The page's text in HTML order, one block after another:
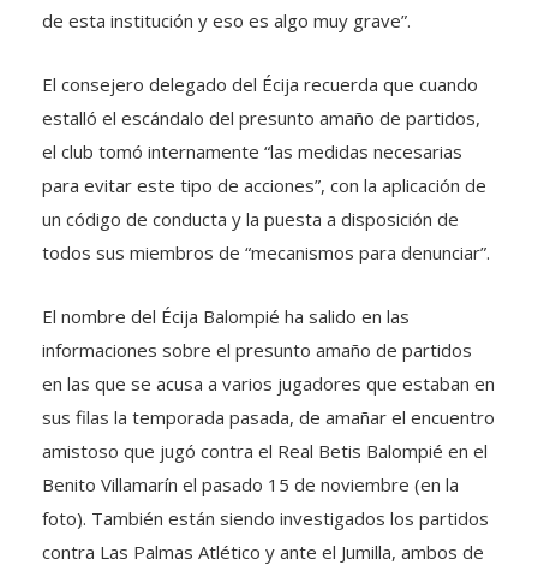
de esta institución y eso es algo muy grave”.
El consejero delegado del Écija recuerda que cuando
estalló el escándalo del presunto amaño de partidos,
el club tomó internamente “las medidas necesarias
para evitar este tipo de acciones”, con la aplicación de
un código de conducta y la puesta a disposición de
todos sus miembros de “mecanismos para denunciar”.
El nombre del Écija Balompié ha salido en las
informaciones sobre el presunto amaño de partidos
en las que se acusa a varios jugadores que estaban en
sus filas la temporada pasada, de amañar el encuentro
amistoso que jugó contra el Real Betis Balompié en el
Benito Villamarín el pasado 15 de noviembre (en la
foto). También están siendo investigados los partidos
contra Las Palmas Atlético y ante el Jumilla, ambos de